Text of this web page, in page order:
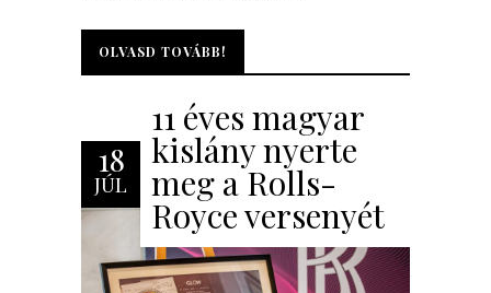
OLVASD TOVÁBB!
OLVASD TOVÁBB!
18
JÚL
11 éves magyar
kislány nyerte
meg a Rolls-
Royce versenyét